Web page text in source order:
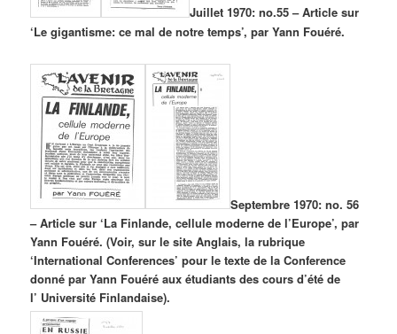
Juillet 1970: no.55 – Article sur
‘Le gigantisme: ce mal de notre temps’, par Yann Fouéré.
Septembre 1970: no. 56
– Article sur ‘La Finlande, cellule moderne de l’Europe’, par
Yann Fouéré. (Voir, sur le site Anglais, la rubrique
‘International Conferences’ pour le texte de la Conference
donné par Yann Fouéré aux étudiants des cours d’été de
l’ Université Finlandaise).